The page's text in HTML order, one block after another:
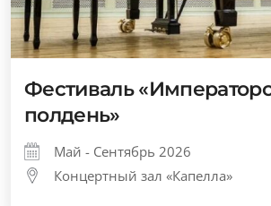
Фестиваль
полдень»
Май - Сентябрь 2026
Концертный зал «Капелла»